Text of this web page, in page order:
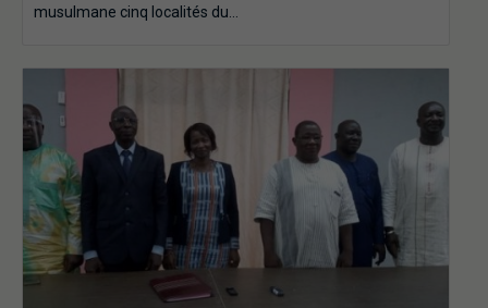
musulmane cinq localités du…